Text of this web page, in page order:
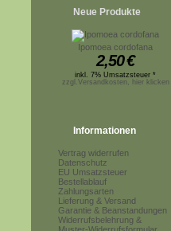
Neue Produkte
Ipomoea cordofana
2,50€
inkl. 7% Umsatzsteuer *
zzgl.Versandkosten, hier klicken
Informationen
Vertrag widerrufen
Datenschutz
EU Umsatzsteuer
Bestellablauf
Zahlungsarten
Lieferung & Versand
Garantie & Beanstandungen
Widerrufsbelehrung &